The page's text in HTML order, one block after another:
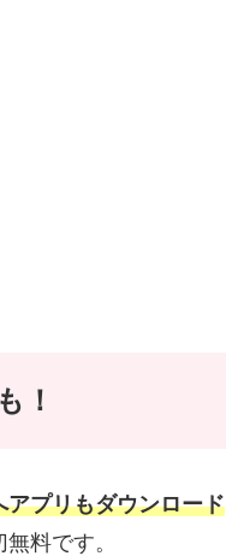
！
プリもダウンロード
料です。